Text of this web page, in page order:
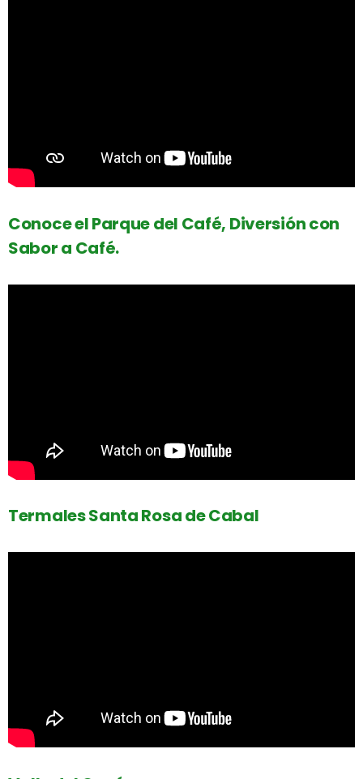
Conoce el Parque del Café, Diversión con
Sabor a Café.
Termales Santa Rosa de Cabal